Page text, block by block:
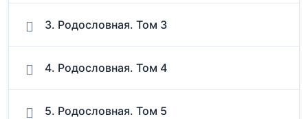
3. Родословная. Том 3
4. Родословная. Том 4
5. Родословная. Том 5